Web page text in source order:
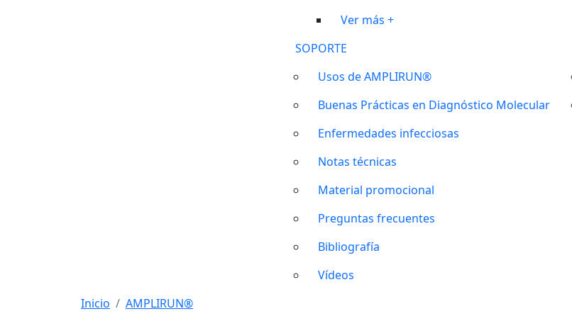
Ver más +
SOPORTE
Usos de AMPLIRUN®
Buenas Prácticas en Diagnóstico Molecular
Enfermedades infecciosas
Notas técnicas
Material promocional
Preguntas frecuentes
Bibliografía
Vídeos
Inicio AMPLIRUN®